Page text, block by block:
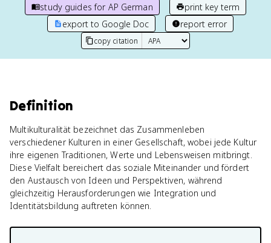
study guides for AP German
print key term
export to Google Doc
report error
copy citation
Definition
Multikulturalität bezeichnet das Zusammenleben
verschiedener Kulturen in einer Gesellschaft, wobei jede Kultur
ihre eigenen Traditionen, Werte und Lebensweisen mitbringt.
Diese Vielfalt bereichert das soziale Miteinander und fördert
den Austausch von Ideen und Perspektiven, während
gleichzeitig Herausforderungen wie Integration und
Identitätsbildung auftreten können.